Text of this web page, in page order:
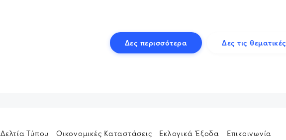
Δες περισσότερα Δες τις θεματικές
Δελτία Τύπου Οικονομικές Καταστάσεις Εκλογικά Έξοδα Επικοινωνία